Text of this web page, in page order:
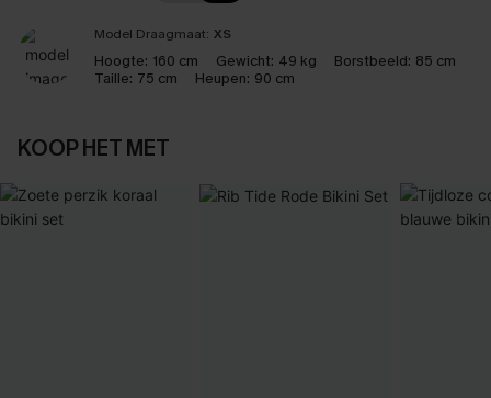
Model Draagmaat: XS
Hoogte: 160 cm Gewicht: 49 kg Borstbeeld: 85 cm
Taille: 75 cm Heupen: 90 cm
KOOP HET MET